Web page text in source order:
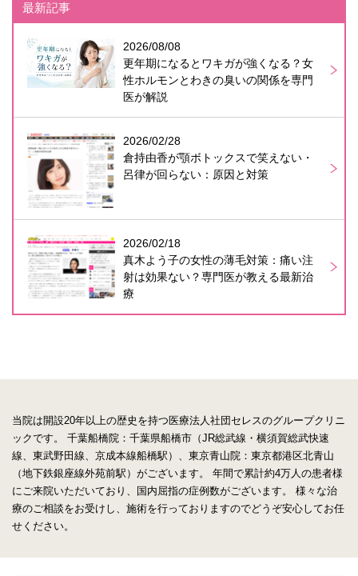
最新記事
2026/08/08
更年期になるとワキガが強くなる？女
性ホルモンとわきの臭いの関係を専門
医が解説
2026/02/28
倉持由香が顎ボトックスで笑えない・
呂律が回らない：原因と対策
2026/02/18
真木よう子の女性の薄毛対策：痛い注
射は効果ない？専門医が教える最新治
療
当院は開設20年以上の歴史を持つ医療法人社団セレスのグループクリニ
ックです。
千葉船橋院：千葉県船橋市（JR総武線・横須賀総武快速
線、東武野田線、京成本線船橋駅）、東京青山院：東京都港区北青山
（地下鉄銀座線外苑前駅）がございます。
年間で累計約4万人の患者様
にご来院いただいており、国内屈指の症例数がございます。
様々な治
療のご相談をお受けし、施術を行っておりますのでどうぞ安心してお任
せください。